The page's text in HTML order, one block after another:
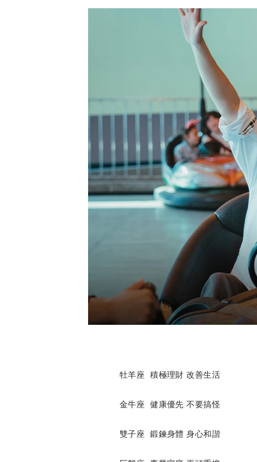
牡羊座 積極理財 改善生活
金牛座 健康優先 不要搞怪
雙子座 鍛鍊身體 身心和諧